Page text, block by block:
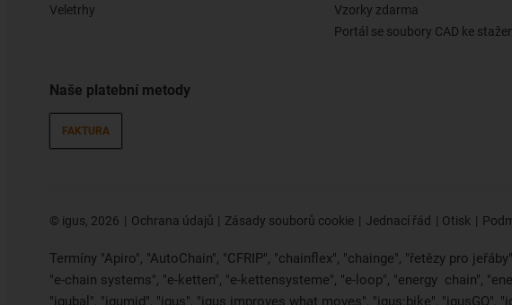
Veletrhy
Naše platební metody
FAKTURA
Vzorky zdarma
Portál se soubory CAD ke
© igus, 2026 Ochrana údajů Zásady souborů cookie Jednací řád Otisk
Termíny "Apiro", "AutoChain", "CFRIP", "chainflex", "chainge", "řetězy pro
"e-chain systems", "e-ketten", "e-kettensysteme", "e-loop", "energy chain",